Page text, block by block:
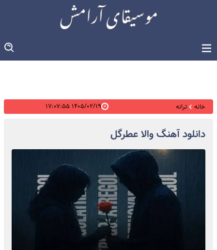
خانه ترانه ۱۴۰۵/۰۲/۱۹ ۱۷:۰۷:۵۵
دانلود آهنگ والا عطرگل